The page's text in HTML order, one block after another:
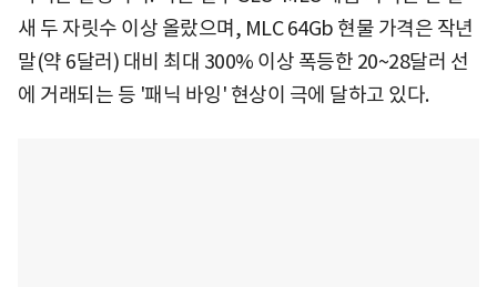
새 두 자릿수 이상 올랐으며, MLC 64Gb 현물 가격은 작년
말(약 6달러) 대비 최대 300% 이상 폭등한 20~28달러 선
에 거래되는 등 '패닉 바잉' 현상이 극에 달하고 있다.